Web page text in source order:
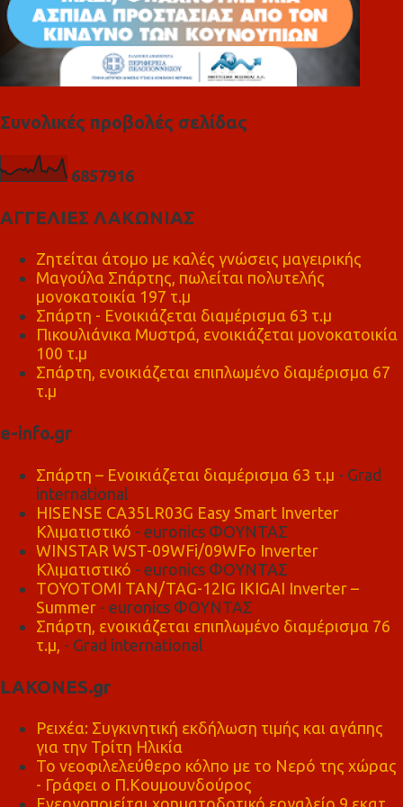
Συνολικές προβολές σελίδας
6857916
ΑΓΓΕΛΙΕΣ ΛΑΚΩΝΙΑΣ
Ζητείται άτομο με καλές γνώσεις μαγειρικής
Μαγούλα Σπάρτης, πωλείται πολυτελής
μονοκατοικία 197 τ.μ
Σπάρτη - Ενοικιάζεται διαμέρισμα 63 τ.μ
Πικουλιάνικα Μυστρά, ενοικιάζεται μονοκατοικία
100 τ.μ
Σπάρτη, ενοικιάζεται επιπλωμένο διαμέρισμα 67
τ.μ
e-info.gr
Σπάρτη – Ενοικιάζεται διαμέρισμα 63 τ.μ - Grad
international
HISENSE CA35LR03G Easy Smart Inverter
Κλιματιστικό - euronics ΦΟΥΝΤΑΣ
WINSTAR WST-09WFi/09WFo Inverter
Κλιματιστικό - euronics ΦΟΥΝΤΑΣ
TOYOTOMI TAN/TAG-12IG IKIGAI Inverter –
Summer - euronics ΦΟΥΝΤΑΣ
Σπάρτη, ενοικιάζεται επιπλωμένο διαμέρισμα 76
τ.μ, - Grad international
LAKONES.gr
Ρειχέα: Συγκινητική εκδήλωση τιμής και αγάπης
για την Τρίτη Ηλικία
Το νεοφιλελεύθερο κόλπο με το Νερό της χώρας
- Γράφει ο Π.Κουμουνδούρος
Ενεργοποιείται χρηματοδοτικό εργαλείο 9 εκατ.